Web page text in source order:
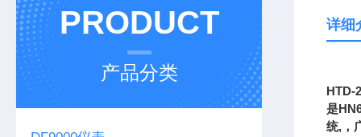
PRODUCT
产品分类
详细
HTD-
是
统, ，